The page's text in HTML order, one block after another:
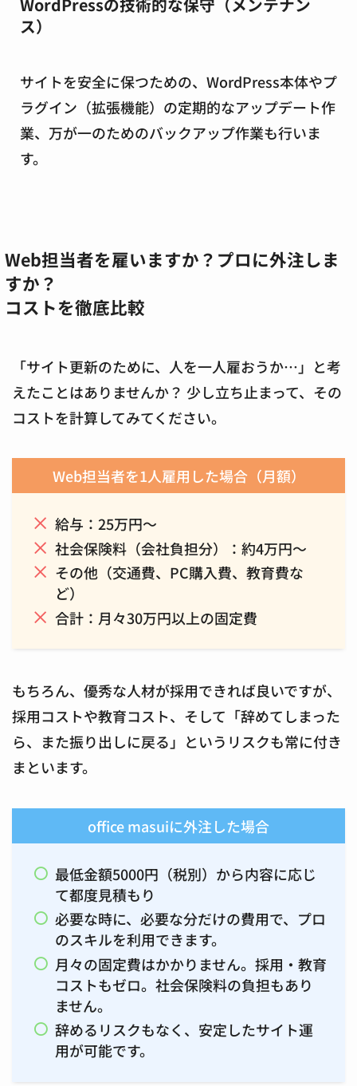
ス）
サイトを安全に保つための、WordPress本体やプ
ラグイン（拡張機能）の定期的なアップデート作
業、万が一のためのバックアップ作業も行いま
す。
Web担当者を雇いますか？プロに外注しま
すか？
コストを徹底比較
「サイト更新のために、人を一人雇おうか…」と考
えたことはありませんか？ 少し立ち止まって、その
コストを計算してみてください。
Web担当者を1人雇用した場合（月額）
給与：25万円～
社会保険料（会社負担分）：約4万円～
その他（交通費、PC購入費、教育費な
ど）
合計：月々30万円以上の固定費
もちろん、優秀な人材が採用できれば良いですが、
採用コストや教育コスト、そして「辞めてしまった
ら、また振り出しに戻る」というリスクも常に付き
まといます。
office masuiに外注した場合
最低金額5000円（税別）から内容に応じ
て都度見積もり
必要な時に、必要な分だけの費用で、プロ
のスキルを利用できます。
月々の固定費はかかりません。採用・教育
コストもゼロ。社会保険料の負担もあり
ません。
辞めるリスクもなく、安定したサイト運
用が可能です。